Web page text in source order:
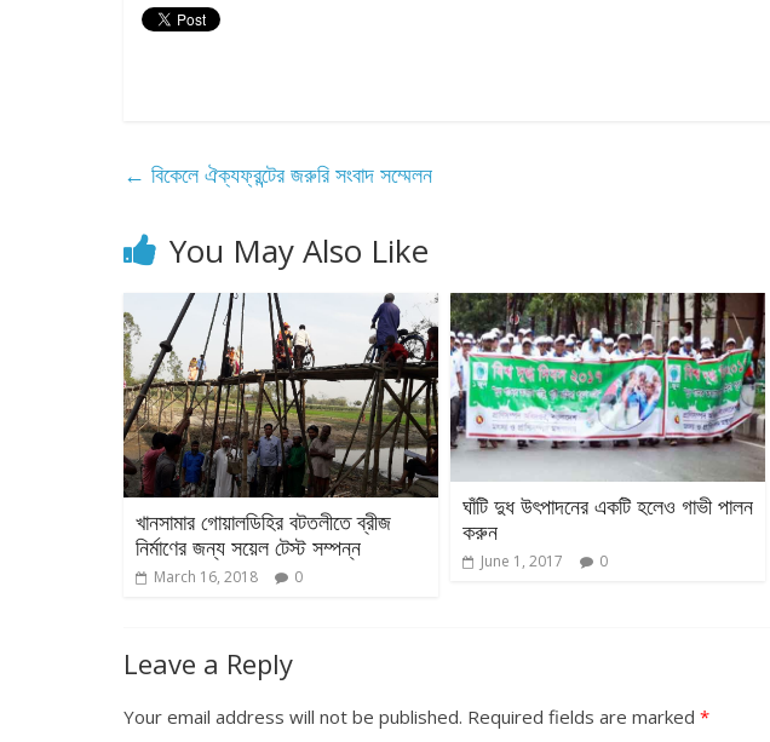
← বিকেলে ঐক্যফ্রন্টের জরুরি সংবাদ সম্মেলন
You May Also Like
খানসামার গোয়ালডিহির বটতলীতে ব্রীজ
নির্মাণের জন্য সয়েল টেস্ট সম্পন্ন
March 16, 2018 0
ঘাঁটি দুধ উৎপাদনের একটি হলেও গাভী পালন
করুন
June 1, 2017 0
Leave a Reply
Your email address will not be published. Required fields are marked *